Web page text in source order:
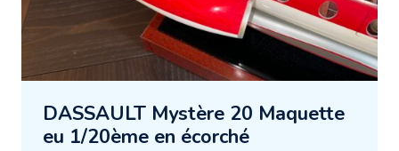
DASSAULT Mystère 20 Maquette
eu 1/20ème en écorché